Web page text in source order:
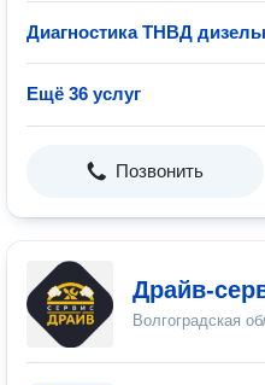
Диагностика ТНВД
Ещё 36 услуг
Позвонить
Драйв-
Волгоградская